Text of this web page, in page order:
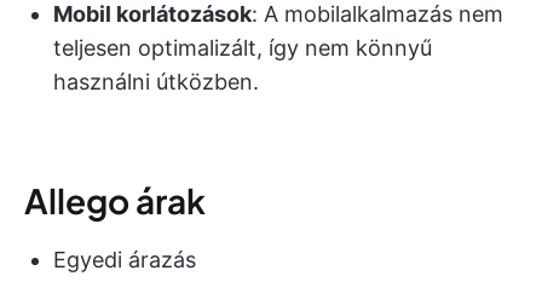
Mobil korlátozások: A mobilalkalmazás nem
teljesen optimalizált, így nem könnyű
használni útközben.
Allego árak
Egyedi árazás